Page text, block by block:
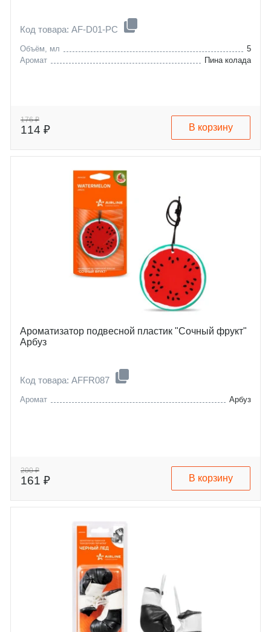
Код товара: AF-D01-PC
Объём, мл
5
Аромат
Пина колада
176 ₽
114 ₽ В корзину
Ароматизатор подвесной пластик "Сочный фрукт"
Арбуз
Код товара: AFFR087
Аромат Арбуз
200 ₽
161 ₽ В корзину